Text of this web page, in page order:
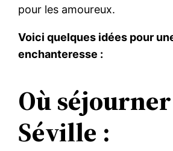
pour les amoureux.
Voici quelques idées pour
enchanteresse :
Où
Séville :